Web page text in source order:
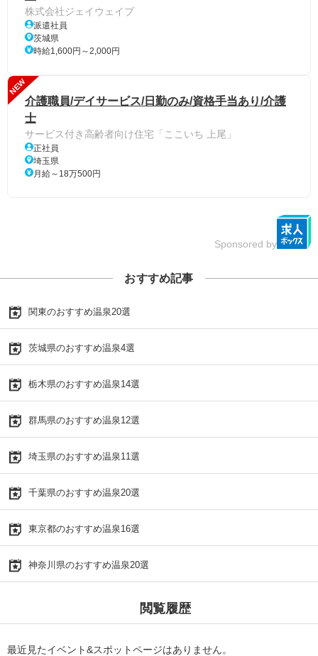
株式会社ジェイウェイブ
派遣社員
茨城県
時給1,600円～2,000円
NEW
介護職員/デイサービス/日勤のみ/資格手当あり/介護
士
サービス付き高齢者向け住宅「ここいち 上尾」
正社員
埼玉県
月給～18万500円
Sponsored by
おすすめ記事
関東のおすすめ温泉20選
茨城県のおすすめ温泉4選
栃木県のおすすめ温泉14選
群馬県のおすすめ温泉12選
埼玉県のおすすめ温泉11選
千葉県のおすすめ温泉20選
東京都のおすすめ温泉16選
神奈川県のおすすめ温泉20選
閲覧履歴
最近見たイベント&スポットページはありません。